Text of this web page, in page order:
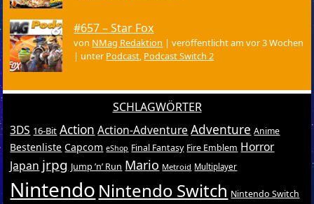
#657 – Star Fox
von NMag Redaktion |veröffentlicht am vor 3 Wochen
| unter Podcast, Podcast Switch 2
SCHLAGWÖRTER
3DS 16-Bit Action Action-Adventure Adventure Anime
Bestenliste Capcom eShop Final Fantasy Fire Emblem Horror
Japan jrpg Jump ’n’ Run Mario Metroid Multiplayer
Nintendo Nintendo Switch Nintendo Switch